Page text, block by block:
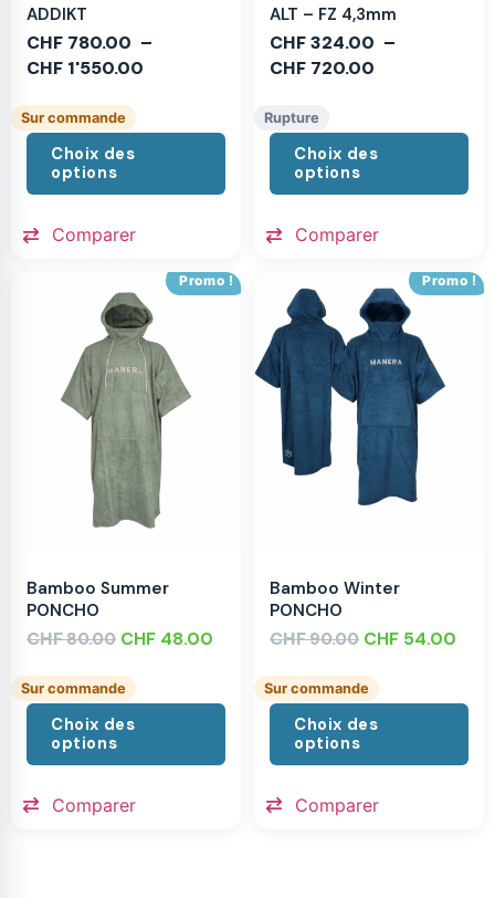
ADDIKT
CHF 780.00 –
CHF 1'550.00
Sur commande
Choix des
options
Comparer
ALT – FZ 4,3mm
CHF324.00 –
CHF 720.00
Rupture
Choix des
options
Comparer
Promo !
Bamboo Summer
PONCHO
CHF80.00 CHF 48.00
Sur commande
Choix des
options
Comparer
Promo !
Bamboo Winter
PONCHO
CHF90.00 CHF 54.00
Sur commande
Choix des
options
Comparer